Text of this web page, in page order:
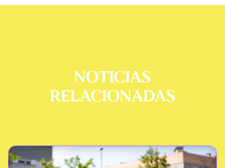
NOTICIAS
RELACIONADAS